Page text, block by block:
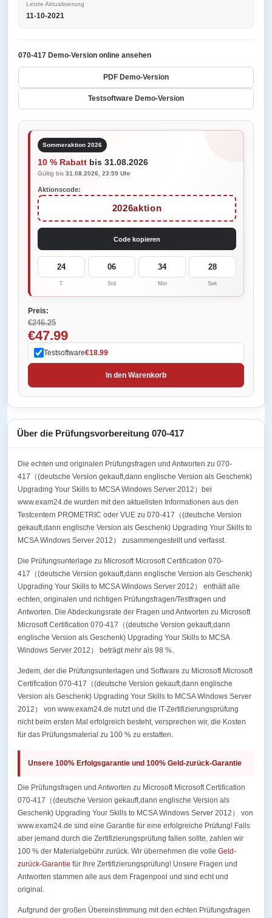
Letzte Aktualisierung
11-10-2021
070-417 Demo-Version online ansehen
PDF Demo-Version
Testsoftware Demo-Version
Sommeraktion 2026
10 % Rabatt bis 31.08.2026
Gültig bis 31.08.2026, 23:59 Uhr
Aktionscode:
2026aktion
Code kopieren
24
T
06
Std
34
Min
28
Sek
Preis:
€246.25
€47.99
Testsoftware€18.99
In den Warenkorb
Über die Prüfungsvorbereitung 070-417
Die echten und originalen Prüfungsfragen und Antworten zu 070-
417（(deutsche Version gekauft,dann englische Version als Geschenk)
Upgrading Your Skills to MCSA Windows Server 2012）bei
www.exam24.de wurden mit den aktuellsten Informationen aus den
Testcentern PROMETRIC oder VUE zu 070-417（(deutsche Version
gekauft,dann englische Version als Geschenk) Upgrading Your Skills to
MCSA Windows Server 2012） zusammengestellt und verfasst.
Die Prüfungsunterlage zu Microsoft Microsoft Certification 070-
417（(deutsche Version gekauft,dann englische Version als Geschenk)
Upgrading Your Skills to MCSA Windows Server 2012） enthält alle
echten, originalen und richtigen Prüfungsfragen/Testfragen und
Antworten. Die Abdeckungsrate der Fragen und Antworten zu Microsoft
Microsoft Certification 070-417（(deutsche Version gekauft,dann
englische Version als Geschenk) Upgrading Your Skills to MCSA
Windows Server 2012） beträgt mehr als 98 %.
Jedem, der die Prüfungsunterlagen und Software zu Microsoft Microsoft
Certification 070-417（(deutsche Version gekauft,dann englische
Version als Geschenk) Upgrading Your Skills to MCSA Windows Server
2012） von www.exam24.de nutzt und die IT-Zertifizierungsprüfung
nicht beim ersten Mal erfolgreich besteht, versprechen wir, die Kosten
für das Prüfungsmaterial zu 100 % zu erstatten.
Unsere 100% Erfolgsgarantie und 100% Geld-zurück-Garantie
Die Prüfungsfragen und Antworten zu Microsoft Microsoft Certification
070-417（(deutsche Version gekauft,dann englische Version als
Geschenk) Upgrading Your Skills to MCSA Windows Server 2012） von
www.exam24.de sind eine Garantie für eine erfolgreiche Prüfung! Falls
aber jemand durch die Zertifizierungsprüfung fallen sollte, zahlen wir
100 % der Materialgebühr zurück. Wir übernehmen die volle Geld-
zurück-Garantie für Ihre Zertifizierungsprüfung! Unsere Fragen und
Antworten stammen alle aus dem Fragenpool und sind echt und
original.
Aufgrund der großen Übereinstimmung mit den echten Prüfungsfragen